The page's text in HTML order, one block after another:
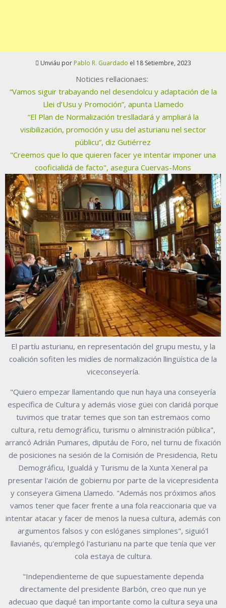
Unviáu por Pablo R. Guardado el 18 Setiembre, 2023
Noticies rellacionaes:
“Vamos siguir trabayando nel desendolcu y adaptación de la
Llei d’Usu y Promoción”, apunta Llamedo
“El Plan de Normalización treslladará y ampliará la
visibilización, promoción y usu del asturianu nel sector
públicu”, diz Gutiérrez
"Creemos que lo que quieren facer ye intentar imponer una
cooficialidá de facto", asegura Cuervas-Mons
El partíu asturianu, en representación del grupu mestu, y la
coalición sofiten les midíes de normalización llingüística de la
viceconseyería.
"Quiero empezar llamentando que nun haya una conseyería
específica de Cultura y además viose güei con claridá porque
tuvimos que tratar temes que son tan estremaos como
cultura, retu demográficu, turismu o alministración pública",
arrancó Adrián Pumares, diputáu de Foro, nel turnu de fixación
de posiciones na sesión de la Comisión de Presidencia, Retu
Demográficu, Igualdá y Turismu de la Xunta Xeneral pa
presentar l'aición de gobiernu por parte de la vicepresidenta
y conseyera Gimena Llamedo. "Además nos próximos años
vamos tener que facer frente a una fola reaccionaria que va
intentar atacar y facer de menos la nuesa cultura, además con
argumentos falsos y con eslóganes simplones", siguió'l
llavianés, qu'emplegó l'asturianu na parte que tenía que ver
cola estaya de cultura.
"Independienteme de que supuestamente dependa
directamente del presidente Barbón, creo que nun ye
adecuao que daqué tan importante como la cultura seya una